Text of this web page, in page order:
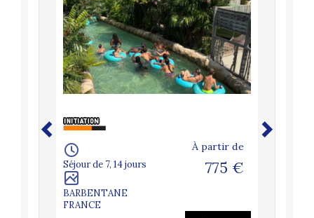
Séjour de 7, 14 jours
BARBENTANE
FRANCE
À partir de
775 €